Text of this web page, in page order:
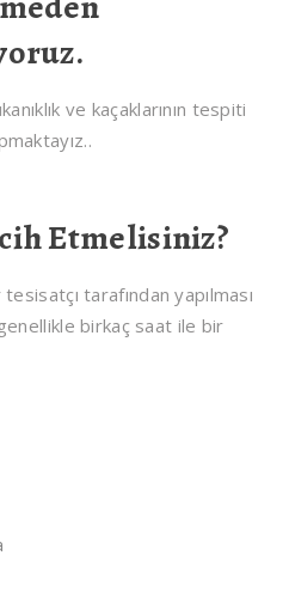
ve kaçaklarının tespiti
Etmelisiniz?
tarafından yapılması
birkaç saat ile bir